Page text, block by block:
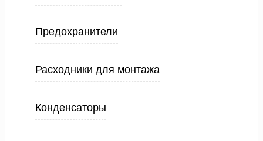
Предохранители
Расходники для монтажа
Конденсаторы